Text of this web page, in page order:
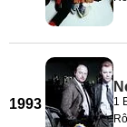
1993 1